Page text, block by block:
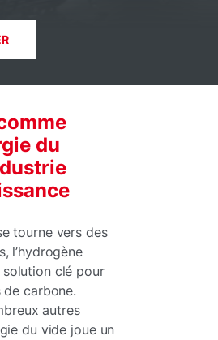
du
tourne vers des
l’hydrogène
clé pour
de carbone.
autres
du vide joue un